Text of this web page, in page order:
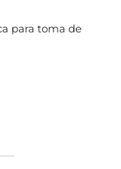
para toma de